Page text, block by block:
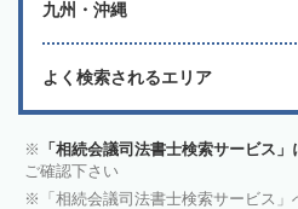
九州・沖縄
よく検索されるエリア
「相続会議司法書士検索サービス
ご確認下さい
「相続会議司法書士検索サービス